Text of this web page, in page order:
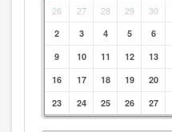
26 27 28 29 30
2
3 4 5 6
9
10 11 12 13
16
17 18 19 20
23
24 25 26 27